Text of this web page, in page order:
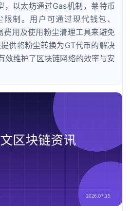
，以太坊通过Gas机制，莱特币
制。用户可通过现代钱包、
费用及使用粉尘清理工具来避免
供将粉尘转换为GT代币的解决
效维护了区块链网络的效率与安